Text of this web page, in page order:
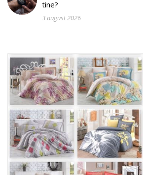
tine?
3 august 2026